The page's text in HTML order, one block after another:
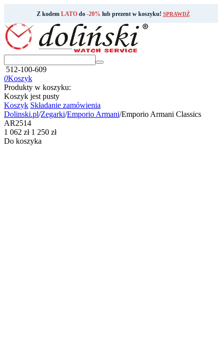
Z kodem LATOdo -20% lub prezent w koszyku! SPRAWDŹ
512-100-609
0Koszyk
Produkty w koszyku:
Koszyk jest pusty
Koszyk Składanie zamówienia
Dolinski.pl/Zegarki/Emporio Armani/Emporio Armani Classics
AR2514
‍1 062‍ zł ‍1 250‍ zł
Do koszyka